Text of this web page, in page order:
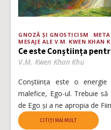
GNOZĂ ȘI GNOSTICISM
MESAJE ALE V.M. KWEN KHAN
Ce este Conștiința
V.M. Kwen Khan Khu
Conștiința este o energie
malefice, Ego-ul. Trebuie
de Ego și a ne apropia de
CITIȚI MAI MULT